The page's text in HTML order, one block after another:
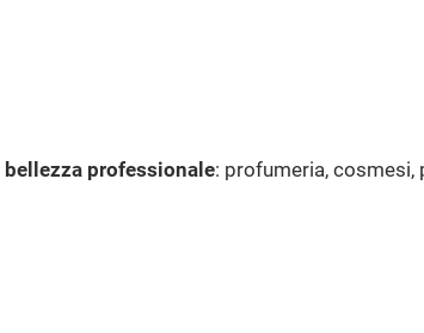
bellezza professionale: profumeria, cosmesi,